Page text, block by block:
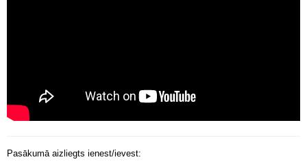
Pasākumā aizliegts ienest/ievest: